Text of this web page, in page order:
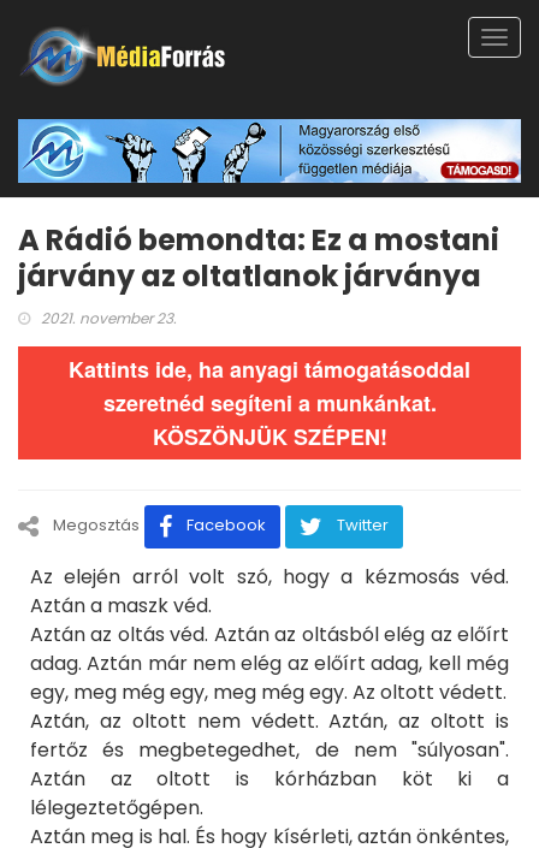
A Rádió bemondta: Ez a mostani
járvány az oltatlanok járványa
2021. november 23.
Kattints ide, ha anyagi támogatásoddal
szeretnéd segíteni a munkánkat.
KÖSZÖNJÜK SZÉPEN!
Megosztás Facebook Twitter
Az elején arról volt szó, hogy a kézmosás véd.
Aztán a maszk véd.
Aztán az oltás véd. Aztán az oltásból elég az előírt
adag. Aztán már nem elég az előírt adag, kell még
egy, meg még egy, meg még egy. Az oltott védett.
Aztán, az oltott nem védett. Aztán, az oltott is
fertőz és megbetegedhet, de nem "súlyosan".
Aztán az oltott is kórházban köt ki a
lélegeztetőgépen.
Aztán meg is hal. És hogy kísérleti, aztán önkéntes,